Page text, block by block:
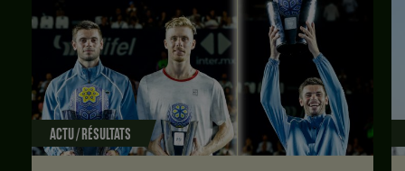
ACTU / RÉSULTATS